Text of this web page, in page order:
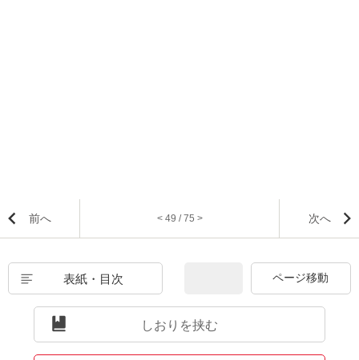
前へ < 49 / 75 > 次へ
表紙・目次
しおりを挟む